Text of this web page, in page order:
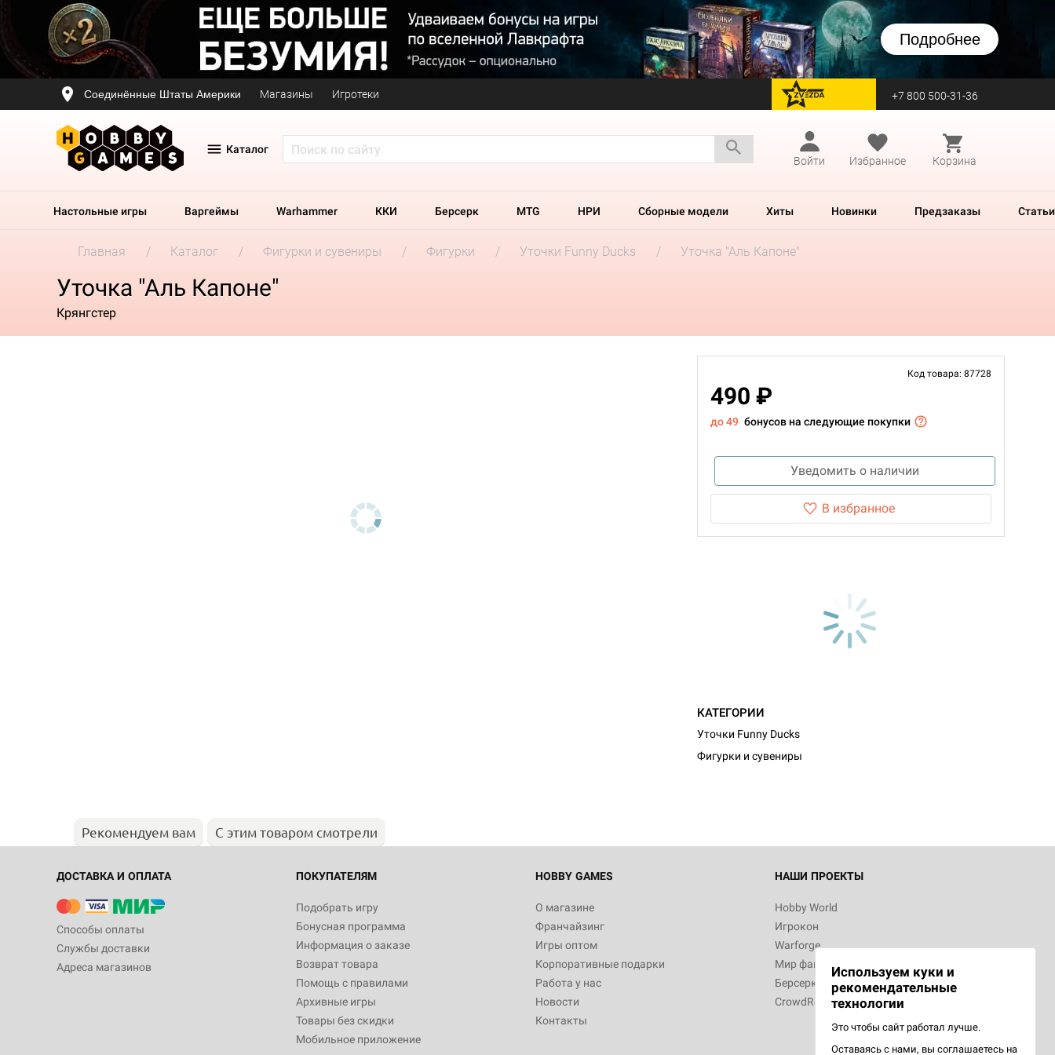
Подробнее
Соединённые Штаты Америки Магазины Игротеки перейти на Zvezda +7 800 500-31-36
Каталог
Войти
Избранное Корзина
Настольные игры Варгеймы Warhammer ККИ Берсерк MTG НРИ Сборные модели Хиты Новинки Предзаказы Статьи
Главная Каталог Фигурки и сувениры Фигурки Уточки Funny Ducks Уточка "Аль Капоне"
Уточка "Аль Капоне"
Крянгстер
Код товара: 87728
490 ₽
до 49 бонусов на следующие покупки
Уведомить о наличии
В избранное
КАТЕГОРИИ
Уточки Funny Ducks
Фигурки и сувениры
Рекомендуем вам С этим товаром смотрели
ДОСТАВКА И ОПЛАТА
Способы оплаты
Службы доставки
Адреса магазинов
ПОКУПАТЕЛЯМ
Подобрать игру
Бонусная программа
Информация о заказе
Возврат товара
Помощь с правилами
Архивные игры
Товары без скидки
Мобильное приложение
HOBBY GAMES
О магазине
Франчайзинг
Игры оптом
Корпоративные подарки
Работа у нас
Новости
Контакты
НАШИ ПРОЕКТЫ
Hobby World
Игрокон
Warforge
Мир фантастики
Берсерк
CrowdRepublic
Используем куки и
рекомендательные
технологии
Это чтобы сайт работал лучше.
Оставаясь с нами, вы соглашаетесь на